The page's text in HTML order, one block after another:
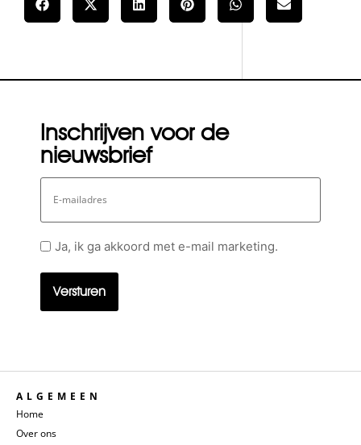
Inschrijven voor de
nieuwsbrief
E-
mailadres
GeenJa, ik ga akkoord met e-mail marketing.
ALGEMEEN
Home
Over ons